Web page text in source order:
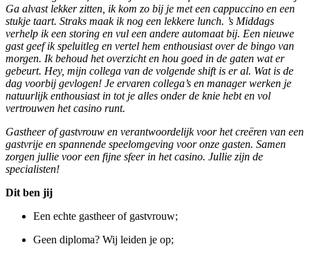
Ga alvast lekker zitten, ik kom zo bij je met een cappuccino en een
stukje taart. Straks maak ik nog een lekkere lunch. ’s Middags
verhelp ik een storing en vul een andere automaat bij. Een nieuwe
gast geef ik speluitleg en vertel hem enthousiast over de bingo van
morgen. Ik behoud het overzicht en hou goed in de gaten wat er
gebeurt. Hey, mijn collega van de volgende shift is er al. Wat is de
dag voorbij gevlogen! Je ervaren collega’s en manager werken je
natuurlijk enthousiast in tot je alles onder de knie hebt en vol
vertrouwen het casino runt.
Gastheer of gastvrouw en verantwoordelijk voor het creëren van een
gastvrije en spannende speelomgeving voor onze gasten. Samen
zorgen jullie voor een fijne sfeer in het casino. Jullie zijn de
specialisten!
Dit ben jij
Een echte gastheer of gastvrouw;
Geen diploma? Wij leiden je op;